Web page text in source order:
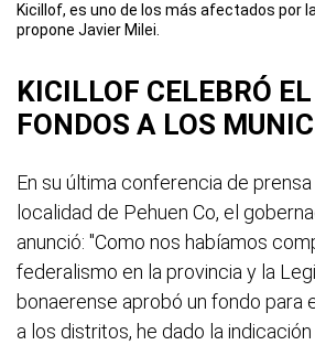
Kicillof, es uno de los más afectados por
propone Javier Milei.
KICILLOF CELEBRÓ
FONDOS A LOS
En su última conferencia de
localidad de Pehuen Co, el
anunció: "Como nos habíamos
federalismo en la provincia y la
bonaerense aprobó un fondo para
a los distritos, he dado la